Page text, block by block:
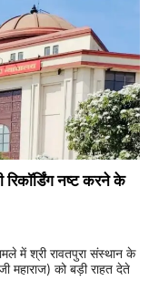
नष्ट करने के
में श्री रावतपुरा संस्थान के
महाराज) को बड़ी राहत देते